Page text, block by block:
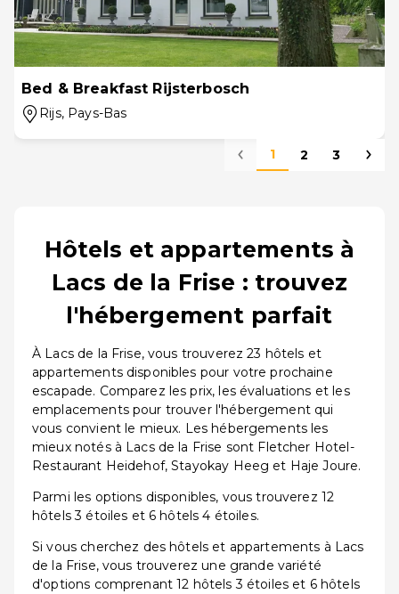
Bed & Breakfast Rijsterbosch
Rijs, Pays-Bas
1 2 3
Hôtels et appartements à
Lacs de la Frise : trouvez
l'hébergement parfait
À Lacs de la Frise, vous trouverez 23 hôtels et
appartements disponibles pour votre prochaine
escapade. Comparez les prix, les évaluations et les
emplacements pour trouver l'hébergement qui
vous convient le mieux. Les hébergements les
mieux notés à Lacs de la Frise sont Fletcher Hotel-
Restaurant Heidehof, Stayokay Heeg et Haje Joure.
Parmi les options disponibles, vous trouverez 12
hôtels 3 étoiles et 6 hôtels 4 étoiles.
Si vous cherchez des hôtels et appartements à Lacs
de la Frise, vous trouverez une grande variété
d'options comprenant 12 hôtels 3 étoiles et 6 hôtels